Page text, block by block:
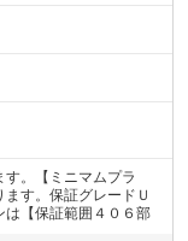
。【ミニマムプラ
す。保証グレードＵ
は【保証範囲４０６部